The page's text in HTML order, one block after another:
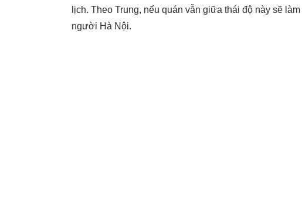
lịch. Theo Trung, nếu quán vẫn giữa thái độ này sẽ
người Hà Nội.